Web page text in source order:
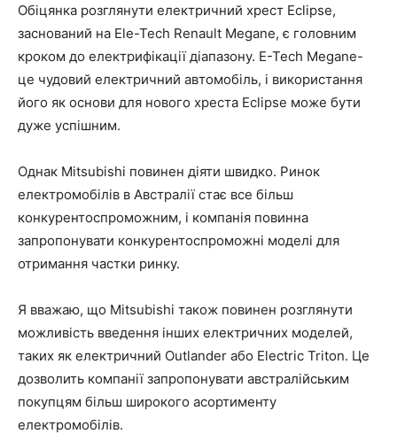
Обіцянка розглянути електричний хрест Eclipse,
заснований на Ele-Tech Renault Megane, є головним
кроком до електрифікації діапазону. E-Tech Megane-
це чудовий електричний автомобіль, і використання
його як основи для нового хреста Eclipse може бути
дуже успішним.
Однак Mitsubishi повинен діяти швидко. Ринок
електромобілів в Австралії стає все більш
конкурентоспроможним, і компанія повинна
запропонувати конкурентоспроможні моделі для
отримання частки ринку.
Я вважаю, що Mitsubishi також повинен розглянути
можливість введення інших електричних моделей,
таких як електричний Outlander або Electric Triton. Це
дозволить компанії запропонувати австралійським
покупцям більш широкого асортименту
електромобілів.